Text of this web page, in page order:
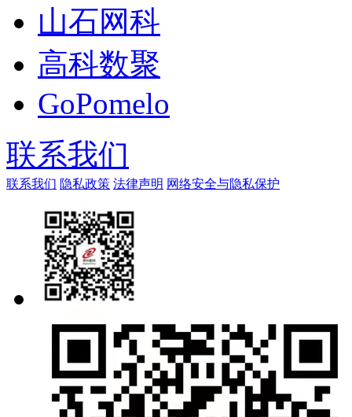
山石网科
高科数聚
GoPomelo
联系我们
联系我们 隐私政策 法律声明 网络安全与隐私保护